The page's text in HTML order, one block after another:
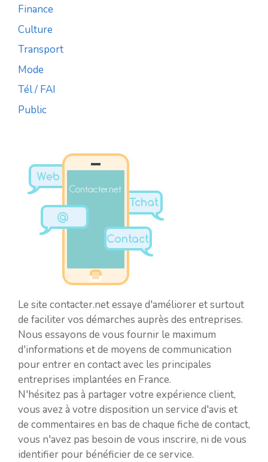
Finance
Culture
Transport
Mode
Tél / FAI
Public
Le site contacter.net essaye d'améliorer et surtout
de faciliter vos démarches auprès des entreprises.
Nous essayons de vous fournir le maximum
d'informations et de moyens de communication
pour entrer en contact avec les principales
entreprises implantées en France.
N'hésitez pas à partager votre expérience client,
vous avez à votre disposition un service d'avis et
de commentaires en bas de chaque fiche de contact,
vous n'avez pas besoin de vous inscrire, ni de vous
identifier pour bénéficier de ce service.